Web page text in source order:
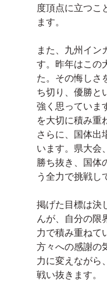
度頂点に立つこ
ます。
また、九州イン
す。昨年はこの
た。その悔しさ
ち切り、優勝と
強く思っていま
を大切に積み重
さらに、国体出
います。県大会
勝ち抜き、国体
う全力で挑戦し
掲げた目標は決
んが、自分の限
力で積み重ねて
方々への感謝の
力に変えながら
戦い抜きます。